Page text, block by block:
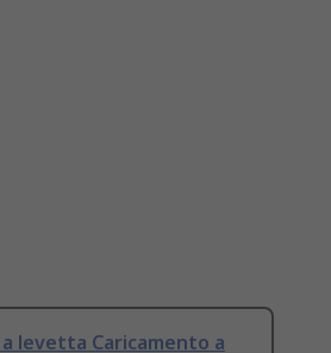
a levetta Caricamento a